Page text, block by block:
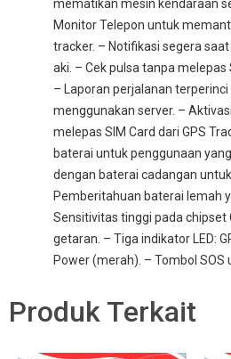
mematikan mesin kendaraan
Monitor Telepon untuk
tracker. – Notifikasi segera
aki. – Cek pulsa tanpa melepas
– Laporan perjalanan terperinci
menggunakan server. –
melepas SIM Card dari GPS
baterai untuk penggunaan
dengan baterai cadangan
Pemberitahuan baterai lemah
Sensitivitas tinggi pada chipset
getaran. – Tiga indikator LED:
Power (merah). – Tombol SOS
Produk Terkait